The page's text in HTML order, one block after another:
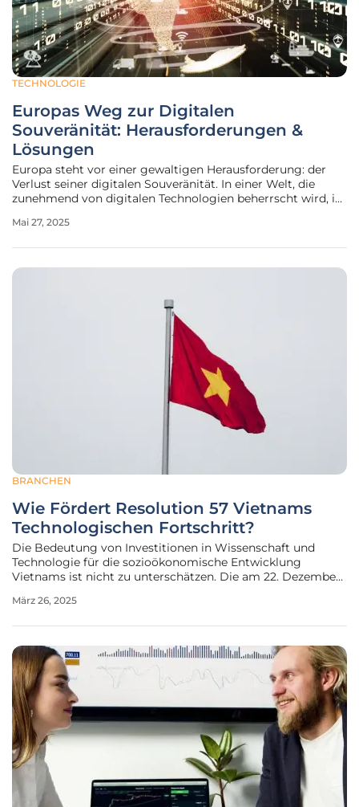
TECHNOLOGIE
Europas Weg zur Digitalen
Souveränität: Herausforderungen &
Lösungen
Europa steht vor einer gewaltigen Herausforderung: der
Verlust seiner digitalen Souveränität. In einer Welt, die
zunehmend von digitalen Technologien beherrscht wird, ist
Infrastrukturen mehr als nur ein wirtschaftliches Problem,
Mai 27, 2025
BRANCHEN
Wie Fördert Resolution 57 Vietnams
Technologischen Fortschritt?
Die Bedeutung von Investitionen in Wissenschaft und
Technologie für die sozioökonomische Entwicklung
Vietnams ist nicht zu unterschätzen. Die am 22. Dezember
soll dem Land helfen, Durchbrüche in den Bereichen
März 26, 2025